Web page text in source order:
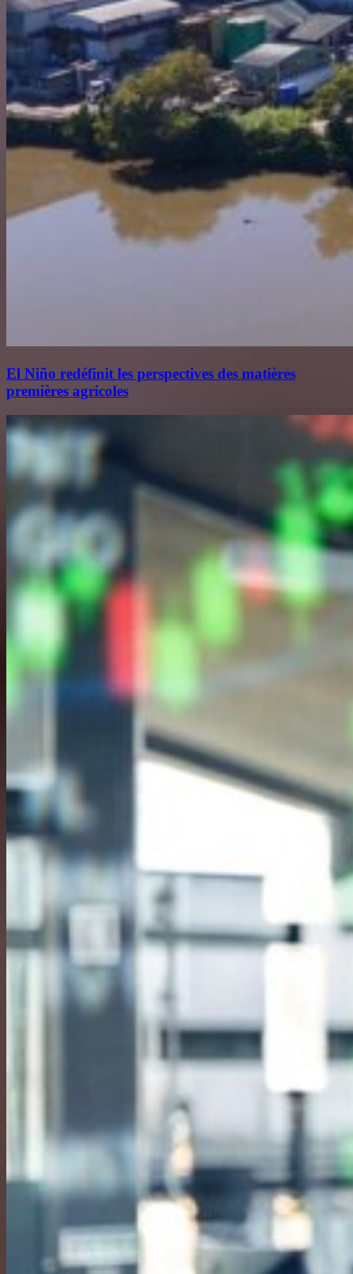
El Niño redéfinit les perspectives des matières
premières agricoles